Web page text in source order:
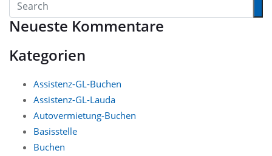
Neueste Kommentare
Kategorien
Assistenz-GL-Buchen
Assistenz-GL-Lauda
Autovermietung-Buchen
Basisstelle
Buchen